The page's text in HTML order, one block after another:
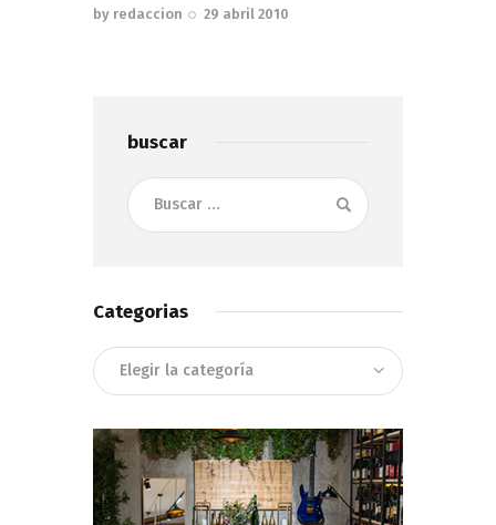
by redaccion 29 abril 2010
buscar
Buscar:
Categorias
Categorias